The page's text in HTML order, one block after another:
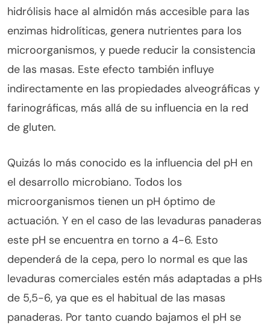
hidrólisis hace al almidón más accesible para las
enzimas hidrolíticas, genera nutrientes para los
microorganismos, y puede reducir la consistencia
de las masas. Este efecto también influye
indirectamente en las propiedades alveográficas y
farinográficas, más allá de su influencia en la red
de gluten.
Quizás lo más conocido es la influencia del pH en
el desarrollo microbiano. Todos los
microorganismos tienen un pH óptimo de
actuación. Y en el caso de las levaduras panaderas
este pH se encuentra en torno a 4-6. Esto
dependerá de la cepa, pero lo normal es que las
levaduras comerciales estén más adaptadas a pHs
de 5,5-6, ya que es el habitual de las masas
panaderas. Por tanto cuando bajamos el pH se